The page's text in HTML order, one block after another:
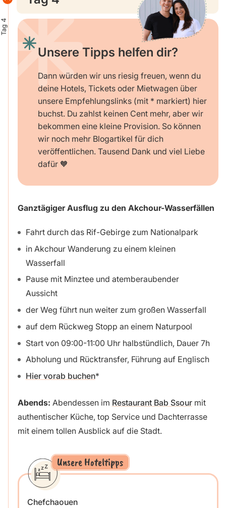
Tag 4
Unsere Tipps helfen dir?
Dann würden wir uns riesig freuen, wenn du
deine Hotels, Tickets oder Mietwagen über
unsere Empfehlungslinks (mit * markiert) hier
buchst. Du zahlst keinen Cent mehr, aber wir
bekommen eine kleine Provision. So können
wir noch mehr Blogartikel für dich
veröffentlichen. Tausend Dank und viel Liebe
dafür 🧡
Ganztägiger Ausflug zu den Akchour-Wasserfällen
Fahrt durch das Rif-Gebirge zum Nationalpark
in Akchour Wanderung zu einem kleinen
Wasserfall
Pause mit Minztee und atemberaubender
Aussicht
der Weg führt nun weiter zum großen Wasserfall
auf dem Rückweg Stopp an einem Naturpool
Start von 09:00-11:00 Uhr halbstündlich, Dauer 7h
Abholung und Rücktransfer, Führung auf Englisch
Hier vorab buchen
Abends: Abendessen im Restaurant Bab Ssourmit
authentischer Küche, top Service und Dachterrasse
mit einem tollen Ausblick auf die Stadt.
Unsere Hoteltipps
Chefchaouen